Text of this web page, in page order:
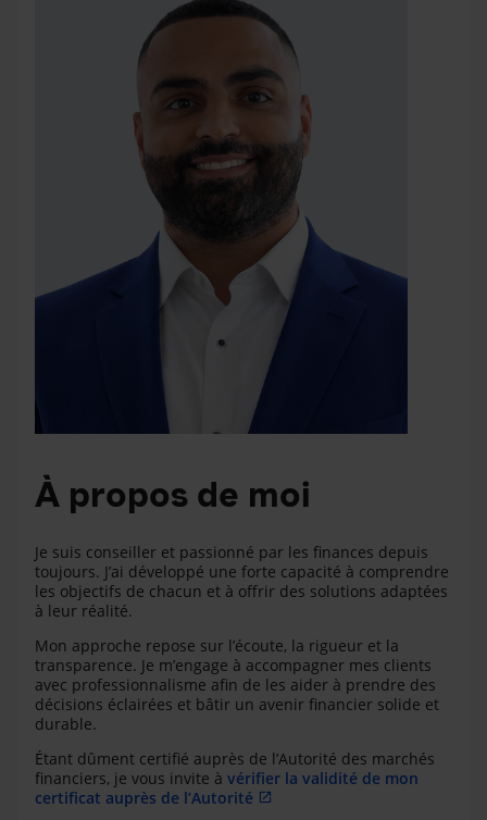
À propos de moi
Je suis conseiller et passionné par les finances depuis
toujours. J’ai développé une forte capacité à comprendre
les objectifs de chacun et à offrir des solutions adaptées
à leur réalité.
Mon approche repose sur l’écoute, la rigueur et la
transparence. Je m’engage à accompagner mes clients
avec professionnalisme afin de les aider à prendre des
décisions éclairées et bâtir un avenir financier solide et
durable.
Étant dûment certifié auprès de l’Autorité des marchés
financiers, je vous invite à vérifier la validité de mon
certificat auprès de l’Autorité